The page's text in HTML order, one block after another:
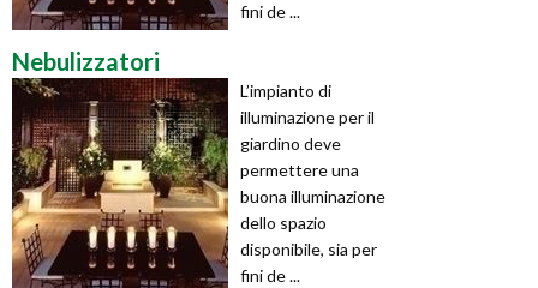
fini de ...
Nebulizzatori
L’impianto di
illuminazione per il
giardino deve
permettere una
buona illuminazione
dello spazio
disponibile, sia per
fini de ...